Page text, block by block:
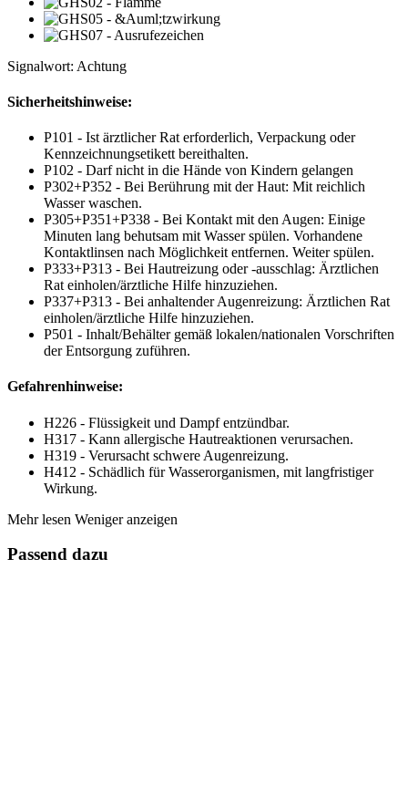
Signalwort: Achtung
Sicherheitshinweise:
P101 - Ist ärztlicher Rat erforderlich, Verpackung oder
Kennzeichnungsetikett bereithalten.
P102 - Darf nicht in die Hände von Kindern gelangen
P302+P352 - Bei Berührung mit der Haut: Mit reichlich
Wasser waschen.
P305+P351+P338 - Bei Kontakt mit den Augen: Einige
Minuten lang behutsam mit Wasser spülen. Vorhandene
Kontaktlinsen nach Möglichkeit entfernen. Weiter spülen.
P333+P313 - Bei Hautreizung oder -ausschlag: Ärztlichen
Rat einholen/ärztliche Hilfe hinzuziehen.
P337+P313 - Bei anhaltender Augenreizung: Ärztlichen Rat
einholen/ärztliche Hilfe hinzuziehen.
P501 - Inhalt/Behälter gemäß lokalen/nationalen Vorschriften
der Entsorgung zuführen.
Gefahrenhinweise:
H226 - Flüssigkeit und Dampf entzündbar.
H317 - Kann allergische Hautreaktionen verursachen.
H319 - Verursacht schwere Augenreizung.
H412 - Schädlich für Wasserorganismen, mit langfristiger
Wirkung.
Mehr lesen Weniger anzeigen
Passend dazu